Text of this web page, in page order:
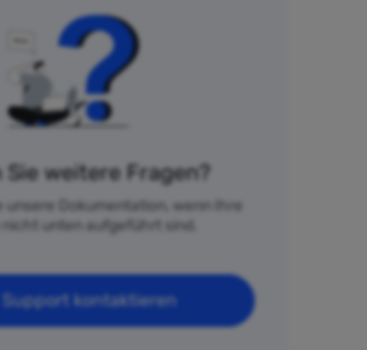
Sie weitere Fragen?
unsere Dokumentation, wenn Ihre
nicht unten aufgeführt sind.
Support kontaktieren